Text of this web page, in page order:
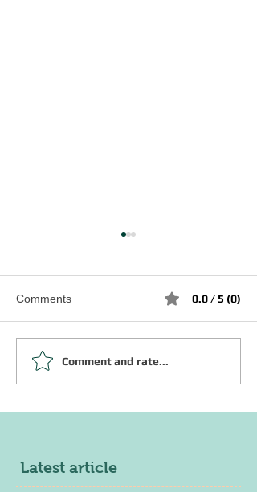
おろおろ/がぶがぶ/がみが
み/がらり/ぎくしゃく
Comments 0.0 / 5 (0)
Comment and rate...
Latest article